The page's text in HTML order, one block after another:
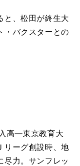
、松田が終生大
・バクスターとの
高―東京教育大
リーグ創設時、地
尽力。サンフレッ